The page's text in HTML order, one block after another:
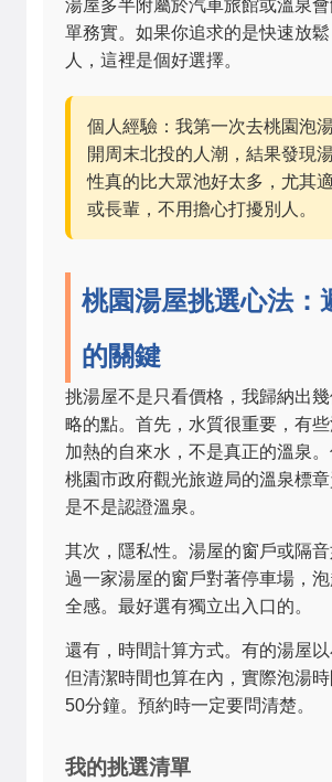
湯屋多半附屬於汽車旅館或溫泉
單務實。如果你追求的是快速放
人，這裡是個好選擇。
個人經驗：我第一次去桃園泡
開周末北投的人潮，結果發現
性真的比大眾池好太多，尤其
或長輩，不用擔心打擾別人。
桃園湯屋挑選心法：
的關鍵
挑湯屋不是只看價格，我歸納出
略的點。首先，水質很重要，有
加熱的自來水，不是真正的溫泉
桃園市政府觀光旅遊局的溫泉標
是不是認證溫泉。
其次，隱私性。湯屋的窗戶或隔
過一家湯屋的窗戶對著停車場，
全感。最好選有獨立出入口的。
還有，時間計算方式。有的湯屋以
但清潔時間也算在內，實際泡湯
50分鐘。預約時一定要問清楚。
我的挑選清單